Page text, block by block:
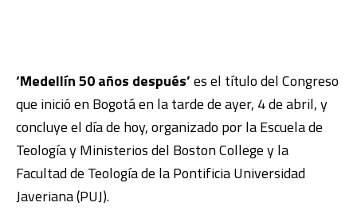
‘Medellín 50 años después’es el título del Congreso
que inició en Bogotá en la tarde de ayer, 4 de abril, y
concluye el día de hoy, organizado por la Escuela de
Teología y Ministerios del Boston College y la
Facultad de Teología de la Pontificia Universidad
Javeriana (PUJ).